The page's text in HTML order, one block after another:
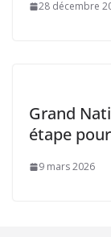
28 décembre
Grand
étape
9 mars 2026